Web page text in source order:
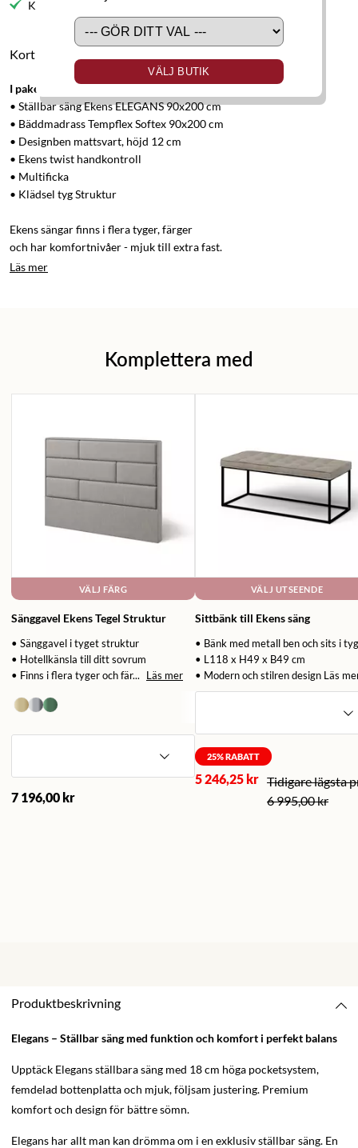
VÄLJ BUTIK
Kvalitetsmöbler
Kort produktbeskrivning
I paketet ingår:
• Ställbar säng Ekens ELEGANS 90x200 cm
• Bäddmadrass Tempflex Softex 90x200 cm
• Designben mattsvart, höjd 12 cm
• Ekens twist handkontroll
• Multificka
• Klädsel tyg Struktur
Ekens sängar finns i flera tyger, färger
och har komfortnivåer - mjuk till extra fast.
Läs mer
Komplettera med
VÄLJ FÄRG
Sänggavel Ekens Tegel Struktur
• Sänggavel i tyget struktur
• Hotellkänsla till ditt sovrum
• Finns i flera tyger och fär...
Läs mer
7 196,00 kr
VÄLJ UTSEENDE
Sittbänk till Ekens säng
• Bänk med metall ben och sits i tyg
• L118 x H49 x B49 cm
• Modern och stilren design Läs
25% RABATT
5 246,25 kr
6 995,00 kr
Produktbeskrivning
Elegans – Ställbar säng med funktion och komfort i perfekt balans
Upptäck Elegans ställbara säng med 18 cm höga pocketsystem,
femdelad bottenplatta och mjuk, följsam justering. Premium
komfort och design för bättre sömn.
Elegans har allt man kan drömma om i en exklusiv ställbar säng. En